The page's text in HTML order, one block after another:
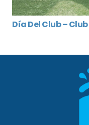
Día Del Club –